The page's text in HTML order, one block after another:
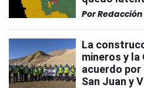
Por
La
mineros y la
acuerdo por
San Juan y